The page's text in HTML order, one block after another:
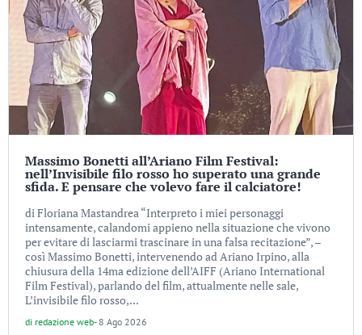
Massimo Bonetti all’Ariano Film Festival:
nell’Invisibile filo rosso ho superato una grande
sfida. E pensare che volevo fare il calciatore!
di Floriana Mastandrea “Interpreto i miei personaggi
intensamente, calandomi appieno nella situazione che vivono
per evitare di lasciarmi trascinare in una falsa recitazione”, –
così Massimo Bonetti, intervenendo ad Ariano Irpino, alla
chiusura della 14ma edizione dell’AIFF (Ariano International
Film Festival), parlando del film, attualmente nelle sale,
L’invisibile filo rosso,...
di redazione web- 8 Ago 2026